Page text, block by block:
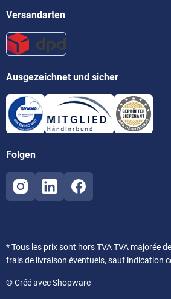
Versandarten
Ausgezeichnet und sicher
Folgen
* Tous les prix sont hors TVA TVA majorée
frais de livraison éventuels, sauf indication
© Créé avec Shopware